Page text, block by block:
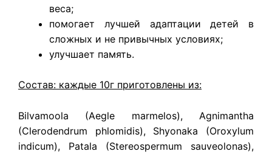
веса;
помогает лучшей адаптации детей в
сложных и не привычных условиях;
улучшает память.
Состав: каждые 10г приготовлены из:
Bilvamoola (Aegle marmelos), Agnimantha
(Clerodendrum phlomidis), Shyonaka (Oroxylum
indicum), Patala (Stereospermum sauveolonas),